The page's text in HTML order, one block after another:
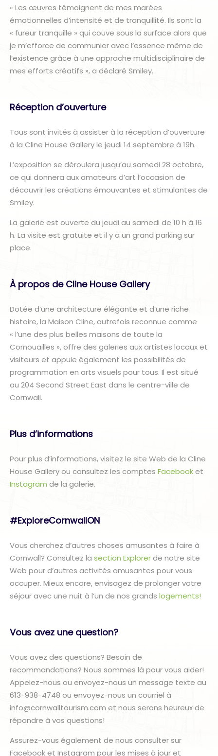
« Les œuvres témoignent de mes marées
émotionnelles d’intensité et de tranquillité. Ils sont la
« fureur tranquille » qui couve sous la surface alors que
je m’efforce de communier avec l’essence même de
l’existence grâce à une approche multidisciplinaire de
mes efforts créatifs », a déclaré Smiley.
Réception d’ouverture
Tous sont invités à assister à la réception d’ouverture
à la Cline House Gallery le jeudi 14 septembre à 19h.
L’exposition se déroulera jusqu’au samedi 28 octobre,
ce qui donnera aux amateurs d’art l’occasion de
découvrir les créations émouvantes et stimulantes de
Smiley.
La galerie est ouverte du jeudi au samedi de 10 h à 16
h. La visite est gratuite et il y a un grand parking sur
place.
À propos de Cline House Gallery
Dotée d’une architecture élégante et d’une riche
histoire, la Maison Cline, autrefois reconnue comme
« l’une des plus belles maisons de toute la
Cornouailles », offre des galeries aux artistes locaux et
visiteurs et appuie également les possibilités de
programmation en arts visuels pour tous. Il est situé
au 204 Second Street East dans le centre-ville de
Cornwall.
Plus d’informations
Pour plus d’informations, visitez le site Web de la Cline
House Gallery ou consultez les comptes Facebooket
Instagram de la galerie.
#ExploreCornwallON
Vous cherchez d’autres choses amusantes à faire à
Cornwall? Consultez la section Explorerde notre site
Web pour d’autres activités amusantes pour vous
occuper. Mieux encore, envisagez de prolonger votre
séjour avec une nuit à l’un de nos grands logements!
Vous avez une question?
Vous avez des questions? Besoin de
recommandations? Nous sommes là pour vous aider!
Appelez-nous ou envoyez-nous un message texte au
613-938-4748 ou envoyez-nous un courriel à
info@cornwalltourism.com et nous serons heureux de
répondre à vos questions!
Assurez-vous également de nous consulter sur
Facebook et Instagram pour les mises à jour et